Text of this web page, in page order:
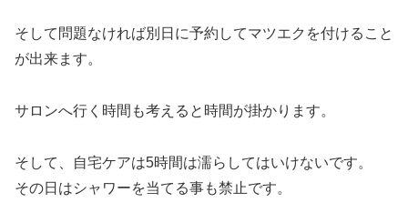
そして問題なければ別日に予約してマツエクを付けること
が出来ます。
サロンへ行く時間も考えると時間が掛かります。
そして、自宅ケアは5時間は濡らしてはいけないです。
その日はシャワーを当てる事も禁止です。